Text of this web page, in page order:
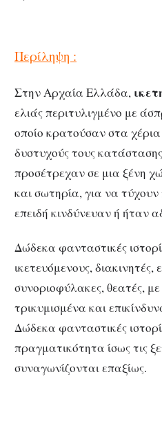
Περίληψη :
Στην Αρχαία Ελλάδα,
ελιάς περιτυλιγμένο με
οποίο κρατούσαν στα
δυστυχούς τους
προσέτρεχαν σε μια ξένη
και σωτηρία, για να
επειδή κινδύνευαν ή ήταν
Δώδεκα φανταστικές
ικετευόμενους, διακινητές,
συνοριοφύλακες, θεατές,
τρικυμισμένα και
Δώδεκα φανταστικές
πραγματικότητα ίσως τις
συναγωνίζονται επαξίως.